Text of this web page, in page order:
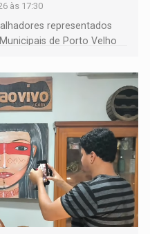
às 17:30
representados
de Porto Velho